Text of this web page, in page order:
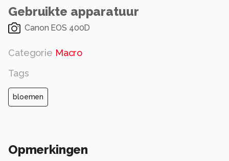
Gebruikte apparatuur
Canon EOS 400D
Categorie Macro
Tags
bloemen
Opmerkingen